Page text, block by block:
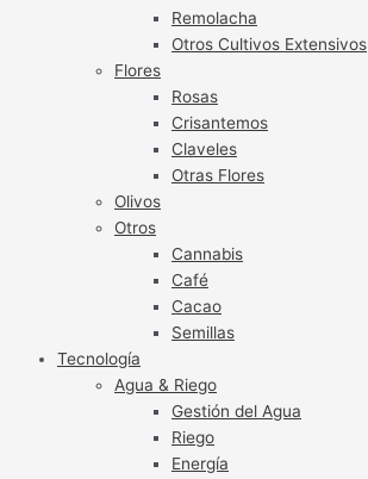
Remolacha
Otros Cultivos Extensivos
Flores
Rosas
Crisantemos
Claveles
Otras Flores
Olivos
Otros
Cannabis
Café
Cacao
Semillas
Tecnología
Agua & Riego
Gestión del Agua
Riego
Energía